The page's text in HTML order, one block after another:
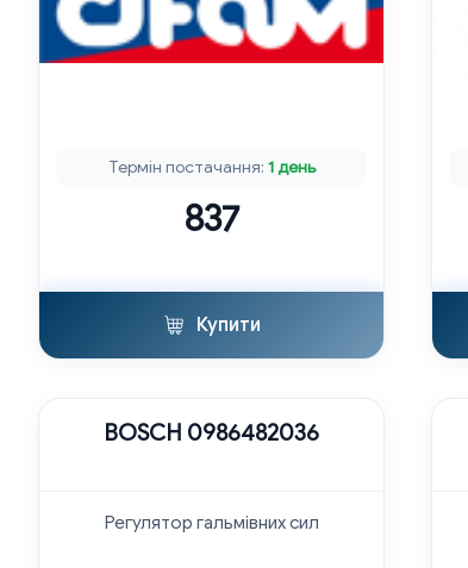
Термін постачання: 1 день
837
Купити
BOSCH 0986482036
Регулятор гальмівних сил